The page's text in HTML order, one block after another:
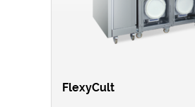
FlexyCult